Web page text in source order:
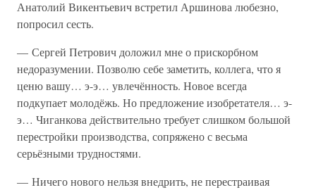
Анатолий Викентьевич встретил Аршинова любезно,
попросил сесть.
— Сергей Петрович доложил мне о прискорбном
недоразумении. Позволю себе заметить, коллега, что я
ценю вашу… э-э… увлечённость. Новое всегда
подкупает молодёжь. Но предложение изобретателя… э-
э… Чиганкова действительно требует слишком большой
перестройки производства, сопряжено с весьма
серьёзными трудностями.
— Ничего нового нельзя внедрить, не перестраивая